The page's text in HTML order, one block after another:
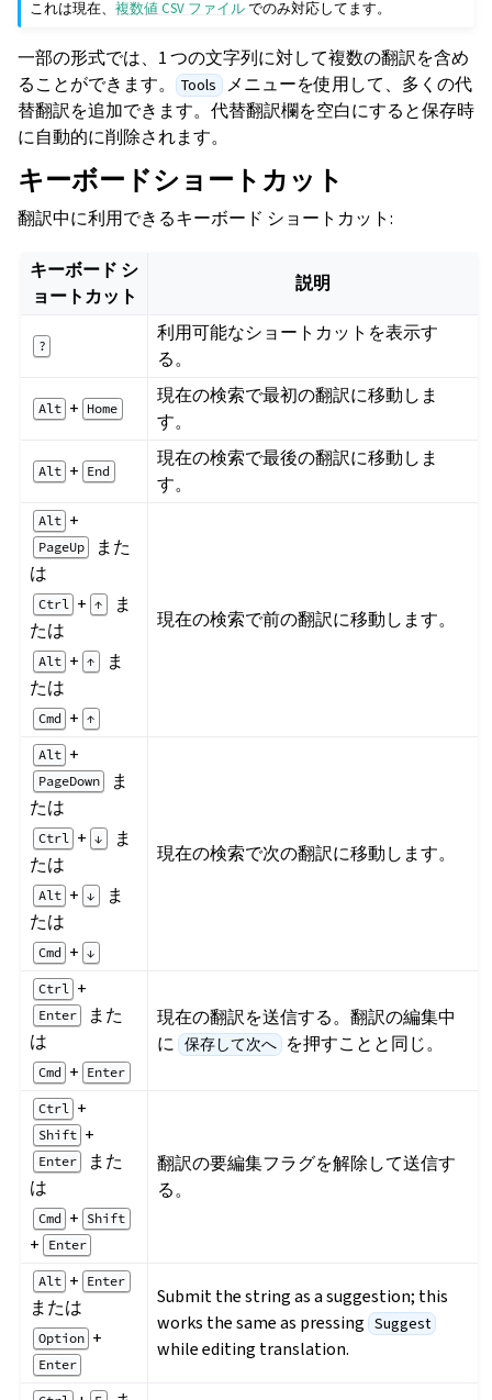
これは現在、複数値 CSV ファイルでのみ対応してます。
一部の形式では、1 つの文字列に対して複数の翻訳を含め
ることができます。
Tools メニューを使用して、多くの代
替翻訳を追加できます。代替翻訳欄を空白にすると保存時
に自動的に削除されます。
キーボードショートカット
翻訳中に利用できるキーボード ショートカット:
キーボード シ
ョートカット
説明
?
利用可能なショートカットを表示す
る。
Alt + Home
現在の検索で最初の翻訳に移動しま
す。
Alt + End
現在の検索で最後の翻訳に移動しま
す。
Alt +
PageUp
また
は
Ctrl + ↑
ま
たは
Alt + ↑
ま
たは
Cmd + ↑
現在の検索で前の翻訳に移動します。
Alt +
PageDown
ま
たは
Ctrl + ↓
ま
たは
Alt + ↓
ま
たは
Cmd + ↓
現在の検索で次の翻訳に移動します。
Ctrl +
Enter
また
は
Cmd + Enter
現在の翻訳を送信する。翻訳の編集中
に 保存して次へ を押すことと同じ。
Ctrl +
Shift +
Enter
また
は
Cmd + Shift
+ Enter
翻訳の要編集フラグを解除して送信す
る。
Alt + Enter
または
Option +
Enter
Submit the string as a suggestion; this
works the same as pressing Suggest
while editing translation.